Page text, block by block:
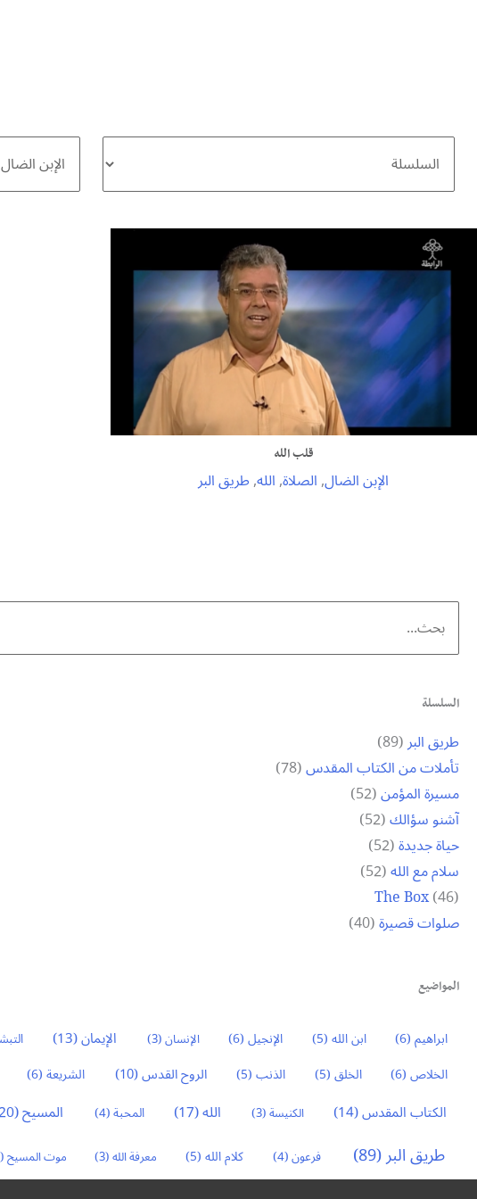
قلب الله
الإبن الضال,الصلاة,الله,طريق البر
Search
for:
السلسلة
طريق البر(89)
تأملات من الكتاب المقدس(78)
مسيرة المؤمن(52)
آشنو سؤالك(52)
حياة جديدة(52)
سلام مع الله(52)
The Box(46)
صلوات قصيرة(40)
المواضيع
ابراهيم(6) ابن الله(5) الإنجيل(6) الإنسان(3) الإيمان(13)
الخلاص(6) الخلق(5) الذنب(5) الروح القدس(10) الشريعة(6)
الكتاب المقدس(14) الكنيسة(3) الله(17) المحبة(4) المسيح(20)
طريق البر(89) فرعون(4) كلام الله(5) معرفة الله(3) موت المسيح(3)